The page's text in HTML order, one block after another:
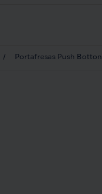
Portafresas Push Botton